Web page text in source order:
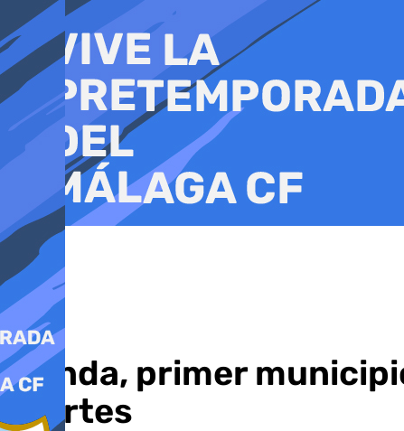
al
contenido
Monda, primer
fuertes